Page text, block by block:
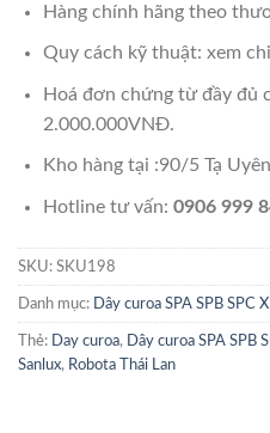
Hàng chính hãng theo
Quy cách kỹ thuật: xem
Hoá đơn chứng từ đầy đủ
2.000.000VNĐ.
Kho hàng tại :90/5 Tạ
Hotline tư vấn: 0906 999
SKU: SKU198
Danh mục: Dây curoa SPA SPB SPC
Thẻ: Day curoa, Dây curoa SPA SPB
Sanlux, Robota Thái Lan